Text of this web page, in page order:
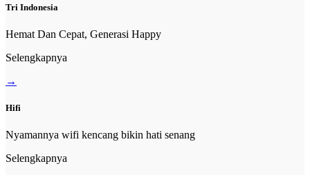
Tri Indonesia
Hemat Dan Cepat, Generasi Happy
Selengkapnya
→
Hifi
Nyamannya wifi kencang bikin hati senang
Selengkapnya